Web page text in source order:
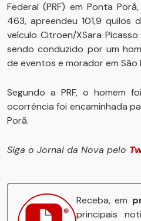
Federal (PRF) em Ponta
463, apreendeu 101,9 quilos
veículo Citroen/XSara
sendo conduzido por um
de eventos e morador em São
Segundo a PRF, o homem
ocorrência foi encaminhada
Porã.
Siga o Jornal da Nova pelo
Receba, em
principais